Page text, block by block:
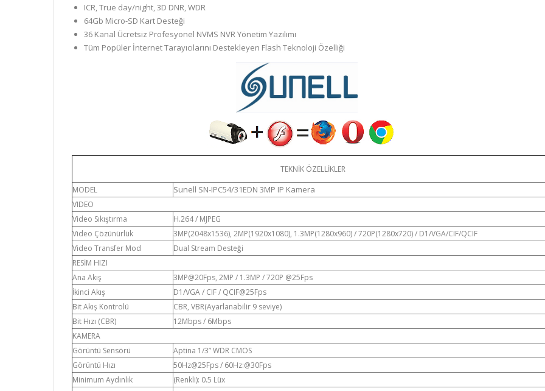
ICR, True day/night, 3D DNR, WDR
64Gb Micro-SD Kart Desteği
36 Kanal Ücretsiz Profesyonel NVMS NVR Yönetim Yazılımı
Tüm Popüler İnternet Tarayıcılarını Destekleyen Flash Teknoloji Özelliği
TEKNİK ÖZELLİKLER
MODEL
Sunell SN-IPC54/31EDN 3MP IP Kamera
VIDEO
Video Sıkıştırma
H.264 / MJPEG
Video Çözünürlük
3MP(2048x1536), 2MP(1920x1080), 1.3MP(1280x960) / 720P(1280x720) / D1/VGA/CIF/QCIF
Video Transfer Mod
Dual Stream Desteği
RESİM HIZI
Ana Akış
3MP@20Fps, 2MP / 1.3MP / 720P @25Fps
İkinci Akış
D1/VGA / CIF / QCIF@25Fps
Bit Akış Kontrolü
CBR, VBR(Ayarlanabilir 9 seviye)
Bit Hızı (CBR)
12Mbps / 6Mbps
KAMERA
Görüntü Sensörü
Aptina 1/3” WDR CMOS
Görüntü Hızı
50Hz@25Fps / 60Hz:@30Fps
Minimum Aydınlık
(Renkli): 0.5 Lüx